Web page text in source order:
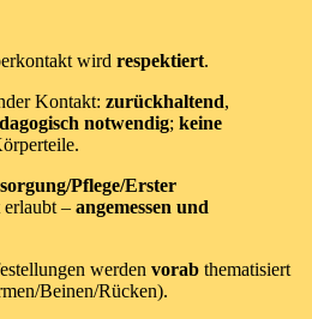
wird respektiert.
Kontakt: zurückhaltend,
notwendig; keine
Pflege/Erster
erlaubt – angemessen und
werden vorab thematisiert
Beinen/Rücken).